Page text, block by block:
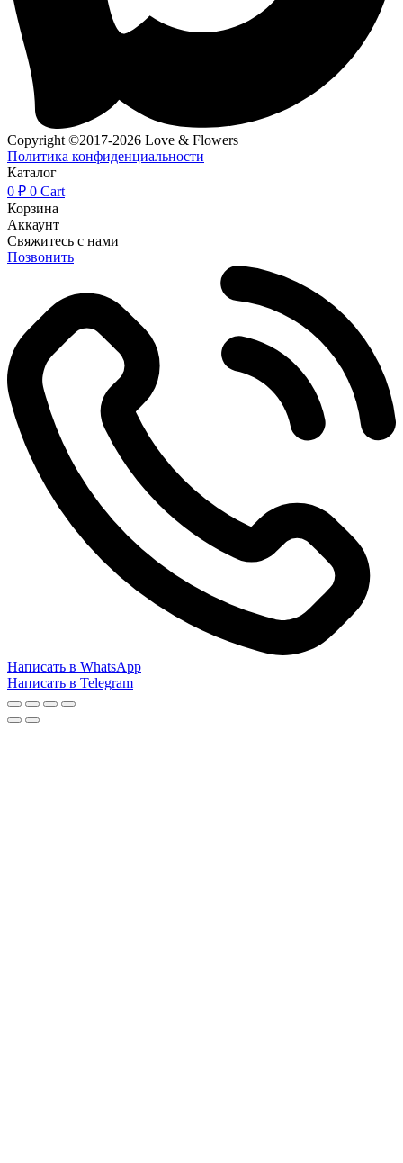
Copyright ©2017-2026 Love & Flowers
Политика конфиденциальности
Каталог
0 ₽ 0 Cart
Корзина
Аккаунт
Свяжитесь с нами
Позвонить
Написать в WhatsApp
Написать в Telegram